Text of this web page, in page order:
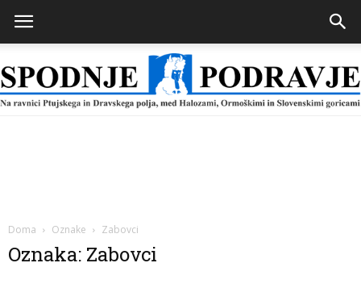
Doma Oznake Zabovci
Oznaka: Zabovci